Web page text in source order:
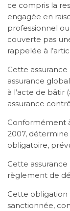
ce compris la
engagée en
professionnel
couverte pas
rappelée à
Cette assurance
assurance
à l’acte de bâtir
assurance
Conformément
2007, détermine
obligatoire,
Cette assurance
règlement de
Cette
sanctionnée,